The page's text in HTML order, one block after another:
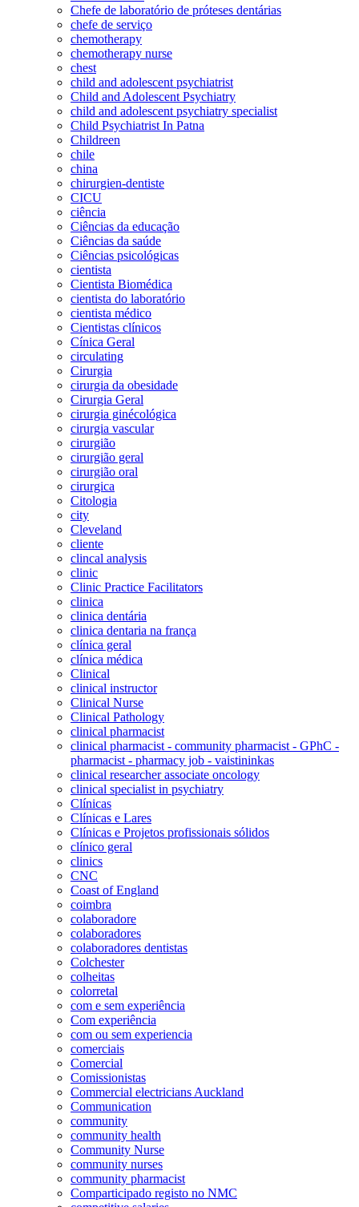
Chefe de laboratório de próteses dentárias
chefe de serviço
chemotherapy
chemotherapy nurse
chest
child and adolescent psychiatrist
Child and Adolescent Psychiatry
child and adolescent psychiatry specialist
Child Psychiatrist In Patna
Childreen
chile
china
chirurgien-dentiste
CICU
ciência
Ciências da educação
Ciências da saúde
Ciências psicológicas
cientista
Cientista Biomédica
cientista do laboratório
cientista médico
Cientistas clínicos
Cínica Geral
circulating
Cirurgia
cirurgia da obesidade
Cirurgia Geral
cirurgia ginécológica
cirurgia vascular
cirurgião
cirurgião geral
cirurgião oral
cirurgica
Citologia
city
Cleveland
cliente
clincal analysis
clinic
Clinic Practice Facilitators
clinica
clinica dentária
clinica dentaria na frança
clínica geral
clínica médica
Clinical
clinical instructor
Clinical Nurse
Clinical Pathology
clinical pharmacist
clinical pharmacist - community pharmacist - GPhC -
pharmacist - pharmacy job - vaistininkas
clinical researcher associate oncology
clinical specialist in psychiatry
Clínicas
Clínicas e Lares
Clínicas e Projetos profissionais sólidos
clínico geral
clinics
CNC
Coast of England
coimbra
colaboradore
colaboradores
colaboradores dentistas
Colchester
colheitas
colorretal
com e sem experiência
Com experiência
com ou sem experiencia
comerciais
Comercial
Comissionistas
Commercial electricians Auckland
Communication
community
community health
Community Nurse
community nurses
community pharmacist
Comparticipado registo no NMC